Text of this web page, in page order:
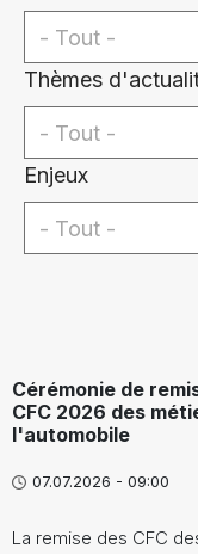
Thèmes
Enjeux
Cérémonie de
CFC 2026 des
l'automobile
07.07.2026 - 09:00
La remise des CFC